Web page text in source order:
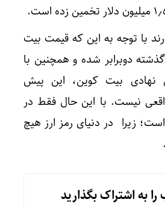
با توجه به این که قیمت بیت
دوبرابر شده و همچنین با
نهادی بیت کوین، این پیش
نیست. با این حال فقط در
زیرا در دنیای رمز ارز هیچ
به اشتراک بگذارید